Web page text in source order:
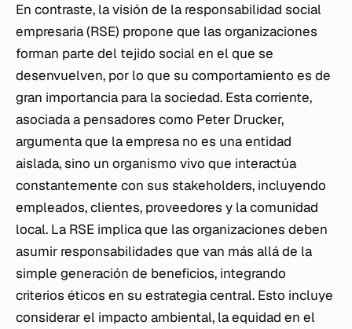
En contraste, la visión de la responsabilidad social
empresaria (RSE) propone que las organizaciones
forman parte del tejido social en el que se
desenvuelven, por lo que su comportamiento es de
gran importancia para la sociedad. Esta corriente,
asociada a pensadores como Peter Drucker,
argumenta que la empresa no es una entidad
aislada, sino un organismo vivo que interactúa
constantemente con sus stakeholders, incluyendo
empleados, clientes, proveedores y la comunidad
local. La RSE implica que las organizaciones deben
asumir responsabilidades que van más allá de la
simple generación de beneficios, integrando
criterios éticos en su estrategia central. Esto incluye
considerar el impacto ambiental, la equidad en el